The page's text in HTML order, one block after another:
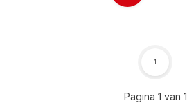
Pagina 1 van 1
1